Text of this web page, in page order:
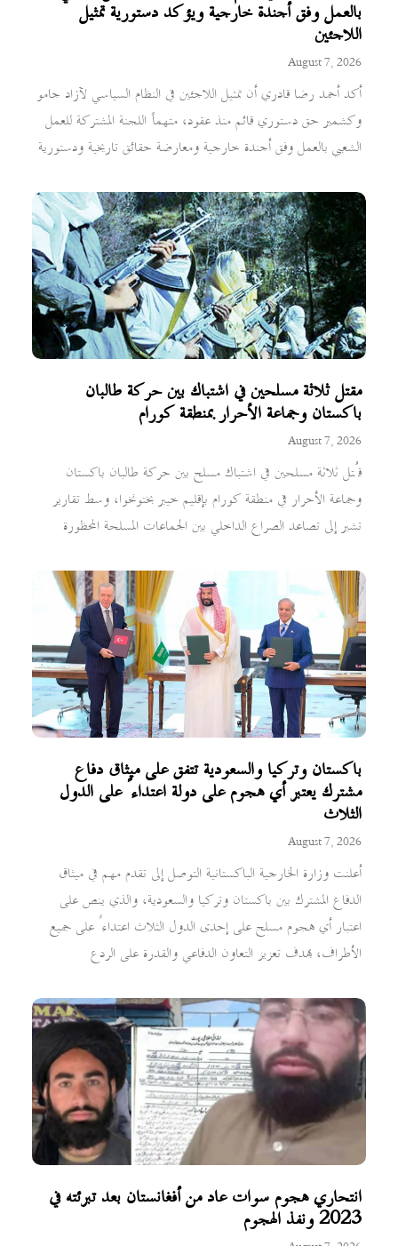
بالعمل وفق أجندة خارجية ويؤكد دستورية تمثيل
اللاجئين
August 7, 2026
أكد أحمد رضا قادري أن تمثيل اللاجئين في النظام السياسي لآزاد جامو
وكشمير حق دستوري قائم منذ عقود، متهماً اللجنة المشتركة للعمل
الشعبي بالعمل وفق أجندة خارجية ومعارضة حقائق تاريخية ودستورية
مقتل ثلاثة مسلحين في اشتباك بين حركة طالبان
باكستان وجماعة الأحرار بمنطقة كورام
August 7, 2026
قُتل ثلاثة مسلحين في اشتباك مسلح بين حركة طالبان باكستان
وجماعة الأحرار في منطقة كورام بإقليم خيبر بختونخوا، وسط تقارير
تشير إلى تصاعد الصراع الداخلي بين الجماعات المسلحة المحظورة
باكستان وتركيا والسعودية تتفق على ميثاق دفاع
مشترك يعتبر أي هجوم على دولة اعتداءً على الدول
الثلاث
August 7, 2026
أعلنت وزارة الخارجية الباكستانية التوصل إلى تقدم مهم في ميثاق
الدفاع المشترك بين باكستان وتركيا والسعودية، والذي ينص على
اعتبار أي هجوم مسلح على إحدى الدول الثلاث اعتداءً على جميع
الأطراف، بهدف تعزيز التعاون الدفاعي والقدرة على الردع
انتحاري هجوم سوات عاد من أفغانستان بعد تبرئته في
2023 ونفذ الهجوم